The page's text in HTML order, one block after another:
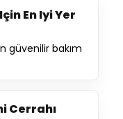
En Iyi Yer
güvenilir bakım
Cerrahı